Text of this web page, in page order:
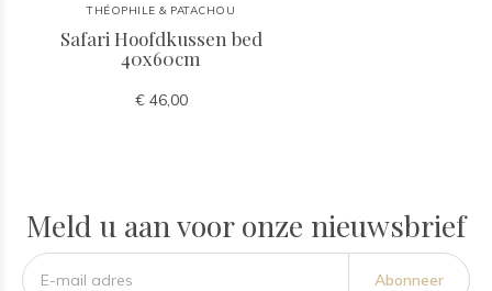
THÉOPHILE & PATACHOU
Safari Hoofdkussen bed
40x60cm
€ 46,00
Meld u aan voor onze nieuwsbrief
Abonneer